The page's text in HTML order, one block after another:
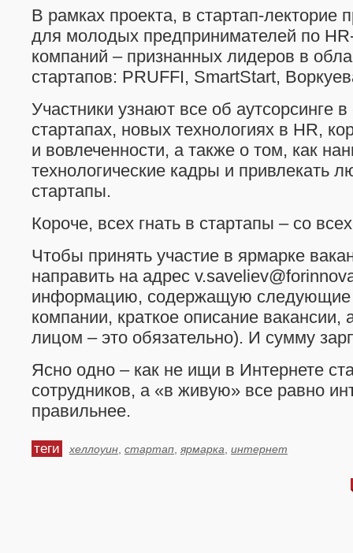
В рамках проекта, в стартап-лекторие
для молодых предпринимателей по
компаний – признанных лидеров в
стартапов: PRUFFI, SmartStart,
Участники узнают все об аутсорсинге
стартапах, новых технологиях в HR,
и вовлеченности, а также о том, как
технологические кадры и привлекать
стартапы.
Короче, всех гнать в стартапы – со
Чтобы принять участие в ярмарке
направить на адрес
информацию, содержащую следующие
компании, краткое описание вакансии,
лицом – это обязательно). И сумму
Ясно одно – как не ищи в Интернете
сотрудников, а «в живую» все равно
правильнее.
теги хеллоуин стартап ярмарка интернет